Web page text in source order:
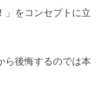
」をコンセプトに立
ら後悔するのでは本